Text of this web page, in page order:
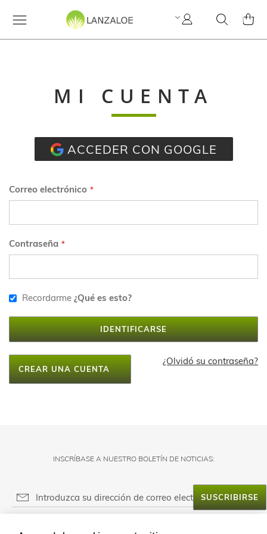
Search
Mi
cuenta
MI
MI CUENTA
ACCEDER CON GOOGLE
Correo electrónico
Contraseña
Recordarme ¿Qué es esto?
IDENTIFICARSE
¿Olvidó su contraseña?
CREAR UNA CUENTA
INSCRÍBASE A NUESTRO BOLETÍN DE NOTICIAS:
SUSCRIBIRSE